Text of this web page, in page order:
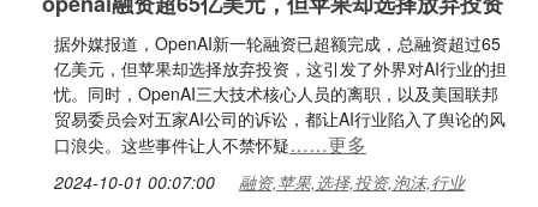
据外媒报道，OpenAI新一轮融资已超额完成，总融资超过65
亿美元，但苹果却选择放弃投资，这引发了外界对AI行业的担
忧。同时，OpenAI三大技术核心人员的离职，以及美国联邦
贸易委员会对五家AI公司的诉讼，都让AI行业陷入了舆论的风
口浪尖。这些事件让人不禁怀疑……更多
2024-10-01 00:07:00 融资,苹果,选择,投资,泡沫,行业